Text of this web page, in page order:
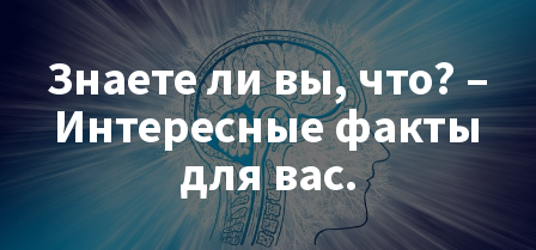
contentЗнаете ли вы, что? –
Интересные факты
для вас.